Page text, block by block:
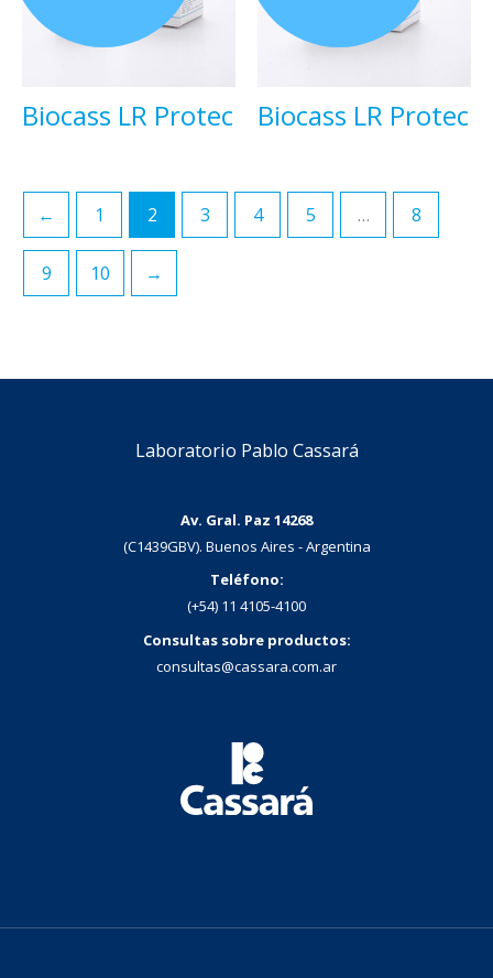
Biocass LR Protec Biocass LR Protec
← 1 2 3 4 5 … 8
9 10 →
Laboratorio Pablo Cassará
Av. Gral. Paz 14268
(C1439GBV). Buenos Aires - Argentina
Teléfono:
(+54) 11 4105-4100
Consultas sobre productos:
consultas@cassara.com.ar